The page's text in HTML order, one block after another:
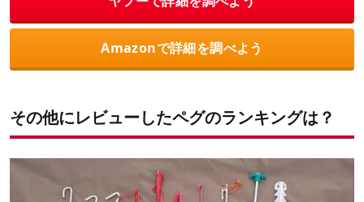
Amazonで詳細を調べよう
その他にレビューしたペグのランキングは？